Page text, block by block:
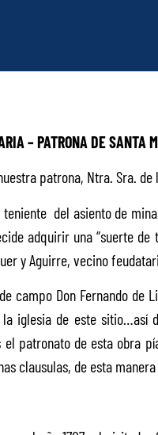
– PATRONA DE SANTA
patrona, Ntra. Sra.
del asiento de
adquirir una “suerte
y Aguirre, vecino
Don Fernando de
iglesia de este sitio…así
patronato de esta obra
clausulas, de esta